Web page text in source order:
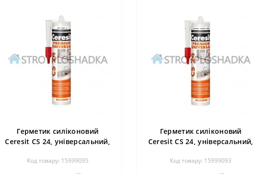
Герметик силіконовий
Ceresit CS 24, універсальний,
Код товару: 15999095
Герметик силіконовий
Ceresit CS 24, універсальний,
Код товару: 15999093